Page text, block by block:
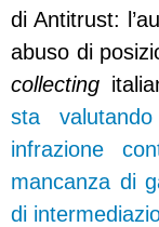
di Antitrust:
abuso di
collecting
sta
infrazione
mancanza di
di